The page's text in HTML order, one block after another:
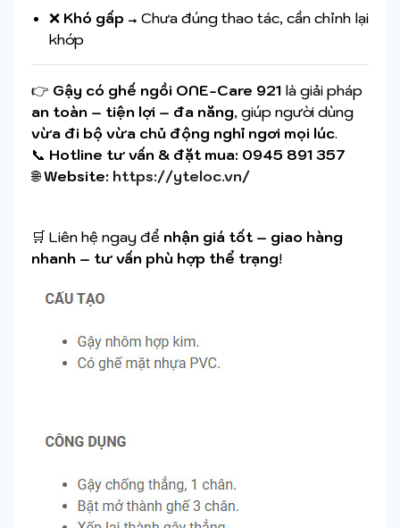
❌ Khó gấp → Chưa đúng thao tác, cần chỉnh lại
khớp
👉 Gậy có ghế ngồi ONE-Care 921 là giải pháp
an toàn – tiện lợi – đa năng, giúp người dùng
vừa đi bộ vừa chủ động nghỉ ngơi mọi lúc.
📞 Hotline tư vấn & đặt mua: 0945 891 357
🌐Website: https://yteloc.vn/
🛒 Liên hệ ngay để nhận giá tốt – giao hàng
nhanh – tư vấn phù hợp thể trạng!